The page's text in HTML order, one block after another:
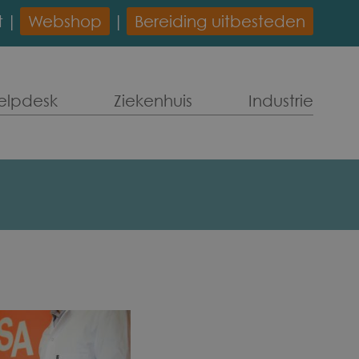
Webshop Bereiding uitbesteden
Ziekenhuis Industrie